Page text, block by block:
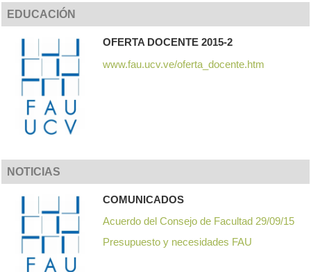
EDUCACIÓN
OFERTA DOCENTE 2015-2
www.fau.ucv.ve/oferta_docente.htm
NOTICIAS
COMUNICADOS
Acuerdo del Consejo de Facultad 29/09/15
Presupuesto y necesidades FAU